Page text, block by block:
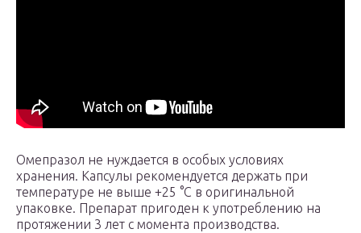
Омепразол не нуждается в особых условиях
хранения. Капсулы рекомендуется держать при
температуре не выше +25 °С в оригинальной
упаковке. Препарат пригоден к употреблению на
протяжении 3 лет с момента производства.